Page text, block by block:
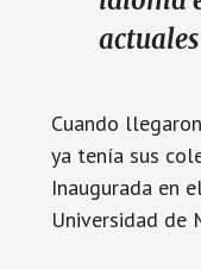
Cuando
ya tenía sus
Inaugurada en
Universidad de